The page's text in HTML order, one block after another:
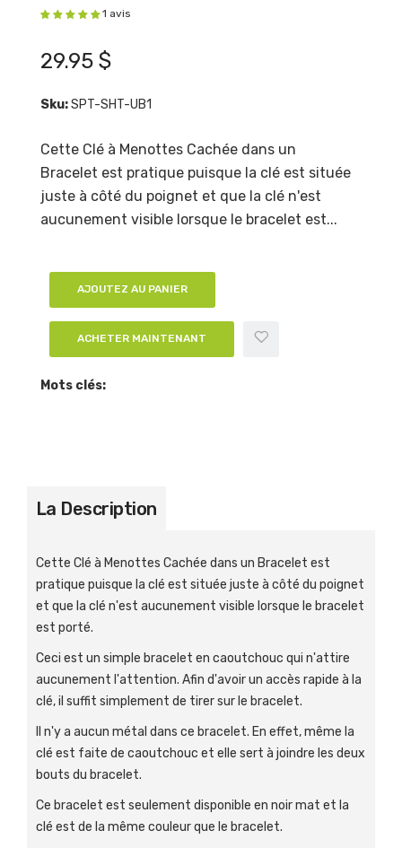
1 avis
29.95 $
Sku:SPT-SHT-UB1
Cette Clé à Menottes Cachée dans un
Bracelet est pratique puisque la clé est située
juste à côté du poignet et que la clé n'est
aucunement visible lorsque le bracelet est...
AJOUTEZ AU PANIER
ACHETER MAINTENANT
Mots clés:
La Description
Cette Clé à Menottes Cachée dans un Bracelet est
pratique puisque la clé est située juste à côté du poignet
et que la clé n'est aucunement visible lorsque le bracelet
est porté.
Ceci est un simple bracelet en caoutchouc qui n'attire
aucunement l'attention. Afin d'avoir un accès rapide à la
clé, il suffit simplement de tirer sur le bracelet.
Il n'y a aucun métal dans ce bracelet. En effet, même la
clé est faite de caoutchouc et elle sert à joindre les deux
bouts du bracelet.
Ce bracelet est seulement disponible en noir mat et la
clé est de la même couleur que le bracelet.